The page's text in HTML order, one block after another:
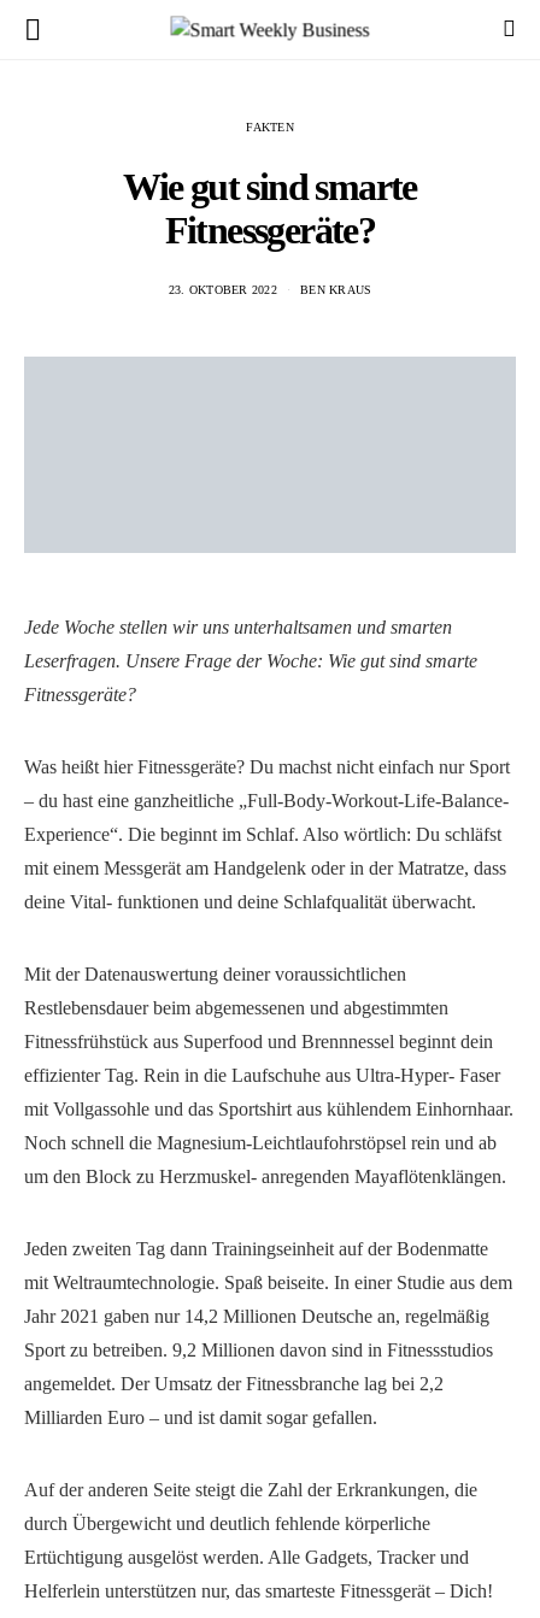
FAKTEN
Wie gut sind smarte
Fitnessgeräte?
23. OKTOBER 2022 BEN KRAUS
Jede Woche stellen wir uns unterhaltsamen und smarten
Leserfragen. Unsere Frage der Woche: Wie gut sind smarte
Fitnessgeräte?
Was heißt hier Fitnessgeräte? Du machst nicht einfach nur Sport
– du hast eine ganzheitliche „Full-Body-Workout-Life-Balance-
Experience“. Die beginnt im Schlaf. Also wörtlich: Du schläfst
mit einem Messgerät am Handgelenk oder in der Matratze, dass
deine Vital- funktionen und deine Schlafqualität überwacht.
Mit der Datenauswertung deiner voraussichtlichen
Restlebensdauer beim abgemessenen und abgestimmten
Fitnessfrühstück aus Superfood und Brennnessel beginnt dein
effizienter Tag. Rein in die Laufschuhe aus Ultra-Hyper- Faser
mit Vollgassohle und das Sportshirt aus kühlendem Einhornhaar.
Noch schnell die Magnesium-Leichtlaufohrstöpsel rein und ab
um den Block zu Herzmuskel- anregenden Mayaflötenklängen.
Jeden zweiten Tag dann Trainingseinheit auf der Bodenmatte
mit Weltraumtechnologie. Spaß beiseite. In einer Studie aus dem
Jahr 2021 gaben nur 14,2 Millionen Deutsche an, regelmäßig
Sport zu betreiben. 9,2 Millionen davon sind in Fitnessstudios
angemeldet. Der Umsatz der Fitnessbranche lag bei 2,2
Milliarden Euro – und ist damit sogar gefallen.
Auf der anderen Seite steigt die Zahl der Erkrankungen, die
durch Übergewicht und deutlich fehlende körperliche
Ertüchtigung ausgelöst werden. Alle Gadgets, Tracker und
Helferlein unterstützen nur, das smarteste Fitnessgerät – Dich!